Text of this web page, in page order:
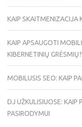
KAIP SKAITMENIZACIJA
KAIP APSAUGOTI
KIBERNETINIŲ GRĖSMIŲ?
MOBILUSIS SEO: KAIP
DJ UŽKULISIUOSE: KAIP
PASIRODYMUI